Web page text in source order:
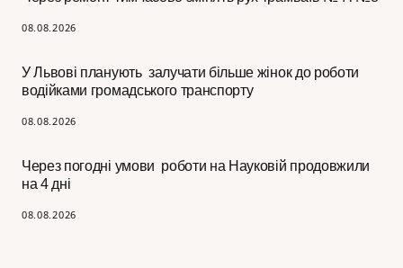
08.08.2026
У Львові планують залучати більше жінок до роботи
водійками громадського транспорту
08.08.2026
Через погодні умови роботи на Науковій продовжили
на 4 дні
08.08.2026